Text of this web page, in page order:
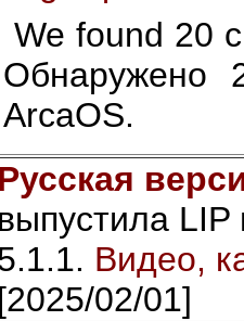
We found 20
Обнаружено
ArcaOS.
Русская
выпустила
Видео,
[2025/02/01]